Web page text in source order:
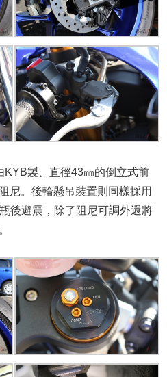
製、直徑43㎜的倒立式前
尼。後輪懸吊裝置則同樣採用
後避震，除了阻尼可調外還將